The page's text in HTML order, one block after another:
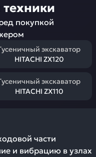
покупкой
экскаватор
HITACHI ZX120
экскаватор
HITACHI ZX110
части
и вибрацию в узлах